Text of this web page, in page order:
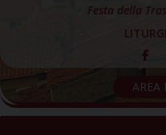
Festa della
AREA